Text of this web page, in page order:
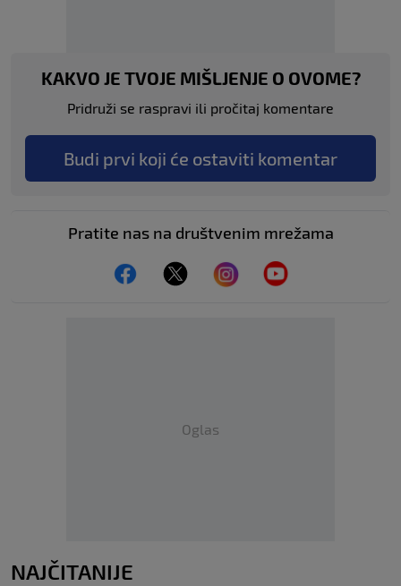
KAKVO JE TVOJE MIŠLJENJE O OVOME?
Pridruži se raspravi ili pročitaj komentare
Budi prvi koji će ostaviti komentar
Pratite nas na društvenim mrežama
Oglas
NAJČITANIJE